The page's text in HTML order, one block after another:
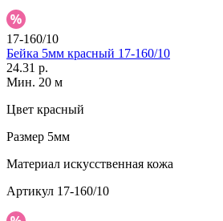
17-160/10
Бейка 5мм красный 17-160/10
24.31 р.
Мин. 20 м
Цвет красный
Размер 5мм
Материал искусственная кожа
Артикул 17-160/10